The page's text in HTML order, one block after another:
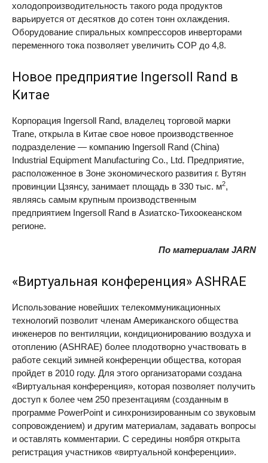
холодопроизводительность такого рода продуктов
варьируется от десятков до сотен тонн охлаждения.
Оборудование спиральных компрессоров инверторами
переменного тока позволяет увеличить COP до 4,8.
Новое предприятие Ingersoll Rand в
Китае
Корпорация Ingersoll Rand, владелец торговой марки
Trane, открыла в Китае свое новое производственное
подразделение — компанию Ingersoll Rand (China)
Industrial Equipment Manufacturing Co., Ltd. Предприятие,
расположенное в Зоне экономического развития г. Вутян
провинции Цзянсу, занимает площадь в 330 тыс. м2,
являясь самым крупным производственным
предприятием Ingersoll Rand в Азиатско-Тихоокеанском
регионе.
По материалам JARN
«Виртуальная конференция» ASHRAE
Использование новейших телекоммуникационных
технологий позволит членам Американского общества
инженеров по вентиляции, кондиционированию воздуха и
отоплению (ASHRAE) более плодотворно участвовать в
работе секций зимней конференции общества, которая
пройдет в 2010 году. Для этого организаторами создана
«Виртуальная конференция», которая позволяет получить
доступ к более чем 250 презентациям (созданным в
программе PowerPoint и синхронизированным со звуковым
сопровождением) и другим материалам, задавать вопросы
и оставлять комментарии. С середины ноября открыта
регистрация участников «виртуальной конференции».